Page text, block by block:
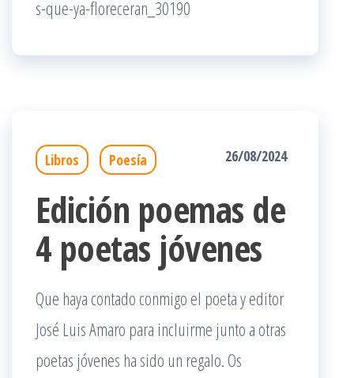
s-que-ya-floreceran_30190
Libros Poesía 26/08/2024
Edición poemas de
4 poetas jóvenes
Que haya contado conmigo el poeta y editor
José Luis Amaro para incluirme junto a otras
poetas jóvenes ha sido un regalo. Os